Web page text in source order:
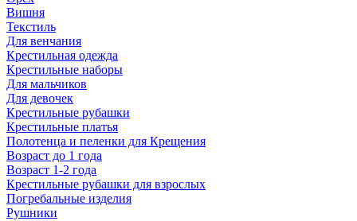
Вишня
Текстиль
Для венчания
Крестильная одежда
Крестильные наборы
Для мальчиков
Для девочек
Крестильные рубашки
Крестильные платья
Полотенца и пеленки для Крещения
Возраст до 1 года
Возраст 1-2 года
Крестильные рубашки для взрослых
Погребальные изделия
Рушники